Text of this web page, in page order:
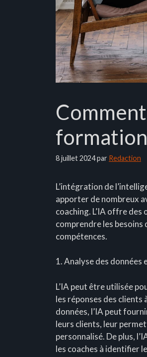
8 juillet 2024par Redaction
L’intégration de
apporter de nombreux
coaching. L’IA offre
comprendre les besoins
compétences.
1. Analyse des
L’IA peut être utilisée
les réponses des clients
données, l’IA peut
leurs clients, leur
personnalisé. De plus,
les coaches à identifier